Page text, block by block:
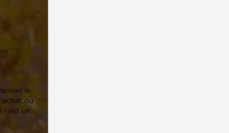
voir le
ou
! est un